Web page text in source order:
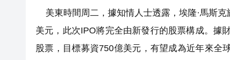
美東時間周二，據知情人士透露，埃隆·馬斯
美元，此次IPO將完全由新發行的股票構成。據
股票，目標募資750億美元，有望成為近年來全